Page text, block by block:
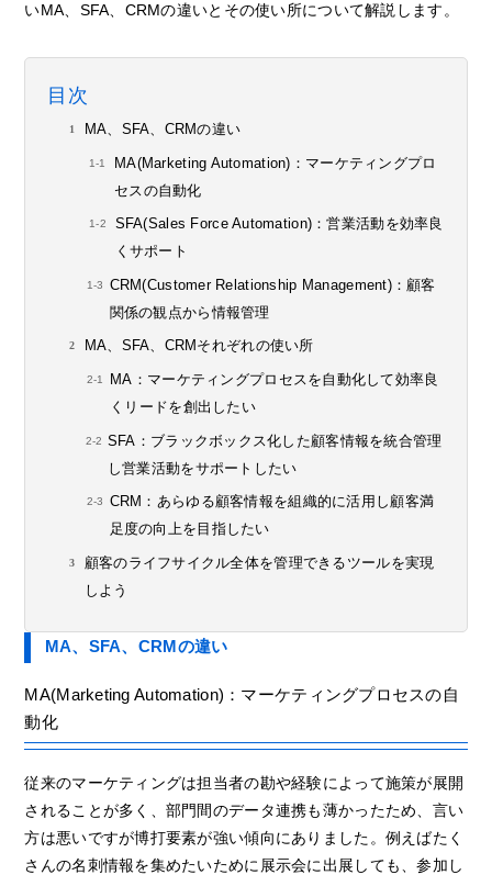
いMA、SFA、CRMの違いとその使い所について解説します。
目次
MA、SFA、CRMの違い
MA(Marketing Automation)：マーケティングプロ
セスの自動化
SFA(Sales Force Automation)：営業活動を効率良
くサポート
CRM(Customer Relationship Management)：顧客
関係の観点から情報管理
MA、SFA、CRMそれぞれの使い所
MA：マーケティングプロセスを自動化して効率良
くリードを創出したい
SFA：ブラックボックス化した顧客情報を統合管理
し営業活動をサポートしたい
CRM：あらゆる顧客情報を組織的に活用し顧客満
足度の向上を目指したい
顧客のライフサイクル全体を管理できるツールを実現
しよう
MA、SFA、CRMの違い
MA(Marketing Automation)：マーケティングプロセスの自
動化
従来のマーケティングは担当者の勘や経験によって施策が展開
されることが多く、部門間のデータ連携も薄かったため、言い
方は悪いですが博打要素が強い傾向にありました。例えばたく
さんの名刺情報を集めたいために展示会に出展しても、参加し